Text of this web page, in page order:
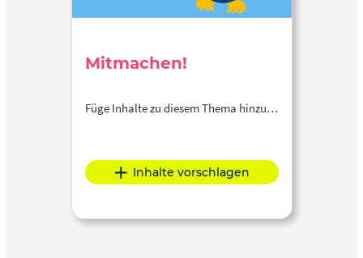
Mitmachen!
Füge Inhalte zu diesem Thema hinzu…
Inhalte vorschlagen